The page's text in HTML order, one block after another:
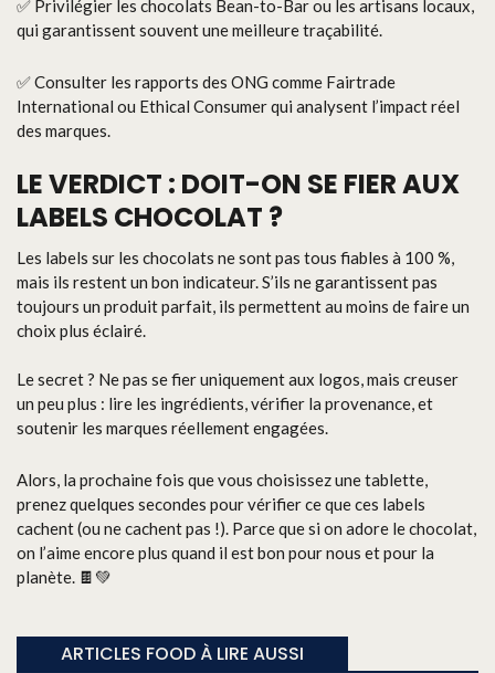
✅ Privilégier les chocolats Bean-to-Bar ou les artisans locaux,
qui garantissent souvent une meilleure traçabilité.
✅ Consulter les rapports des ONG comme Fairtrade
International ou Ethical Consumer qui analysent l’impact réel
des marques.
LE VERDICT : DOIT-ON SE FIER AUX
LABELS CHOCOLAT ?
Les labels sur les chocolats ne sont pas tous fiables à 100 %,
mais ils restent un bon indicateur. S’ils ne garantissent pas
toujours un produit parfait, ils permettent au moins de faire un
choix plus éclairé.
Le secret ? Ne pas se fier uniquement aux logos, mais creuser
un peu plus : lire les ingrédients, vérifier la provenance, et
soutenir les marques réellement engagées.
Alors, la prochaine fois que vous choisissez une tablette,
prenez quelques secondes pour vérifier ce que ces labels
cachent (ou ne cachent pas !). Parce que si on adore le chocolat,
on l’aime encore plus quand il est bon pour nous et pour la
planète. 🍫💚
ARTICLES FOOD À LIRE AUSSI